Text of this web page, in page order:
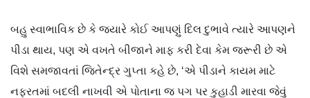
બહુ સ્વાભાવિક છે કે જ્યારે કોઈ આપણું દિલ દુભાવે ત્યારે આપણને
પીડા થાય, પણ એ વખતે બીજાને માફ કરી દેવા કેમ જરૂરી છે એ
વિશે સમજાવતાં જિતેન્દ્ર ગુપ્તા કહે છે, ‘એ પીડાને કાયમ માટે
નફરતમાં બદલી નાખવી એ પોતાના જ પગ પર કુહાડી મારવા જેવું